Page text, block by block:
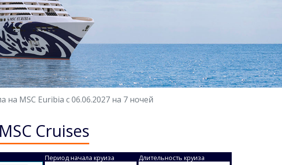
MSC Euribia с 06.06.2027 на 7 ночей
Cruises
Период начала круиза Длительность круиза